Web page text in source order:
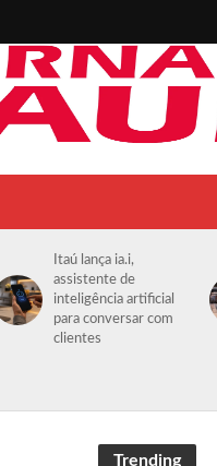
Itaú lança ia.i,
assistente de
inteligência artificial
para conversar com
clientes
Trending